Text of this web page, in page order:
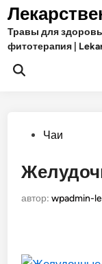
Перейти
содержимому
Травы для
фитотерапия |
Открыть
Опубликовано
Чаи
автор:wpadmin-